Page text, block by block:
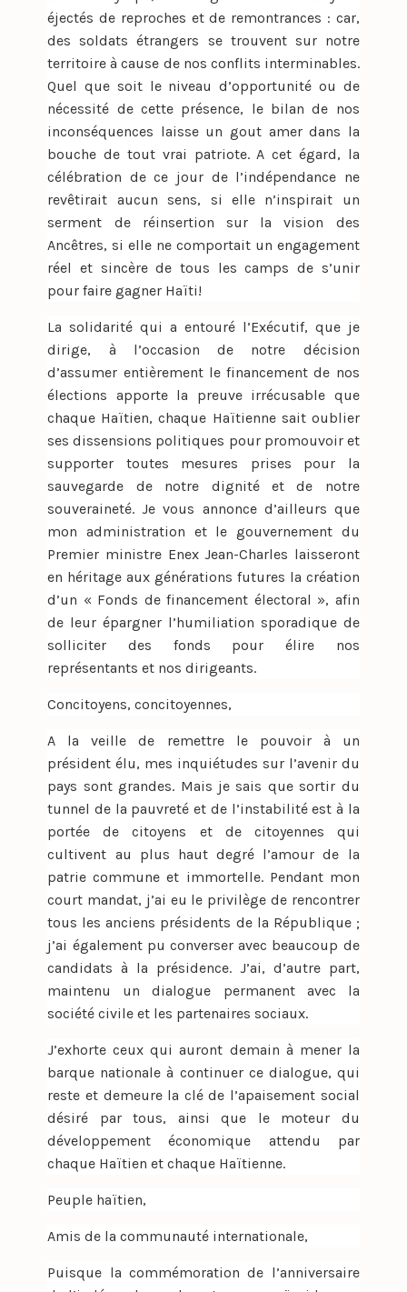
éjectés de reproches et de remontrances : car,
des soldats étrangers se trouvent sur notre
territoire à cause de nos conflits interminables.
Quel que soit le niveau d’opportunité ou de
nécessité de cette présence, le bilan de nos
inconséquences laisse un gout amer dans la
bouche de tout vrai patriote. A cet égard, la
célébration de ce jour de l’indépendance ne
revêtirait aucun sens, si elle n’inspirait un
serment de réinsertion sur la vision des
Ancêtres, si elle ne comportait un engagement
réel et sincère de tous les camps de s’unir
pour faire gagner Haïti!
La solidarité qui a entouré l’Exécutif, que je
dirige, à l’occasion de notre décision
d’assumer entièrement le financement de nos
élections apporte la preuve irrécusable que
chaque Haïtien, chaque Haïtienne sait oublier
ses dissensions politiques pour promouvoir et
supporter toutes mesures prises pour la
sauvegarde de notre dignité et de notre
souveraineté. Je vous annonce d’ailleurs que
mon administration et le gouvernement du
Premier ministre Enex Jean-Charles laisseront
en héritage aux générations futures la création
d’un « Fonds de financement électoral », afin
de leur épargner l’humiliation sporadique de
solliciter des fonds pour élire nos
représentants et nos dirigeants.
Concitoyens, concitoyennes,
A la veille de remettre le pouvoir à un
président élu, mes inquiétudes sur l’avenir du
pays sont grandes. Mais je sais que sortir du
tunnel de la pauvreté et de l’instabilité est à la
portée de citoyens et de citoyennes qui
cultivent au plus haut degré l’amour de la
patrie commune et immortelle. Pendant mon
court mandat, j’ai eu le privilège de rencontrer
tous les anciens présidents de la République ;
j’ai également pu converser avec beaucoup de
candidats à la présidence. J’ai, d’autre part,
maintenu un dialogue permanent avec la
société civile et les partenaires sociaux.
J’exhorte ceux qui auront demain à mener la
barque nationale à continuer ce dialogue, qui
reste et demeure la clé de l’apaisement social
désiré par tous, ainsi que le moteur du
développement économique attendu par
chaque Haïtien et chaque Haïtienne.
Peuple haïtien,
Amis de la communauté internationale,
Puisque la commémoration de l’anniversaire